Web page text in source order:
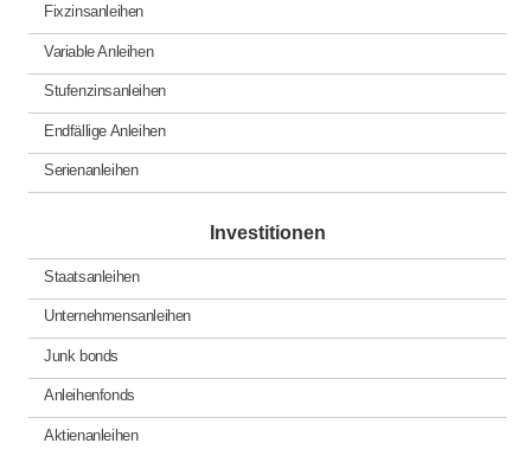
Fixzinsanleihen
Variable Anleihen
Stufenzinsanleihen
Endfällige Anleihen
Serienanleihen
Investitionen
Staatsanleihen
Unternehmensanleihen
Junk bonds
Anleihenfonds
Aktienanleihen